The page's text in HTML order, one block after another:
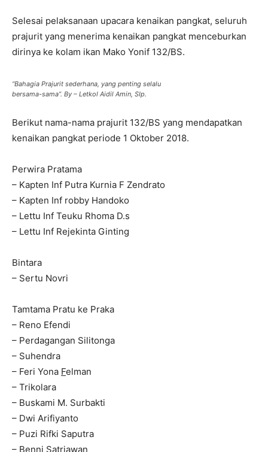
Selesai pelaksanaan upacara kenaikan pangkat, seluruh
prajurit yang menerima kenaikan pangkat menceburkan
dirinya ke kolam ikan Mako Yonif 132/BS.
“Bahagia Prajurit sederhana, yang penting selalu
bersama-sama”. By – Letkol Aidil Amin, SIp.
Berikut nama-nama prajurit 132/BS yang mendapatkan
kenaikan pangkat periode 1 Oktober 2018.
Perwira Pratama
– Kapten Inf Putra Kurnia F Zendrato
– Kapten Inf robby Handoko
– Lettu Inf Teuku Rhoma D.s
– Lettu Inf Rejekinta Ginting
Bintara
– Sertu Novri
Tamtama Pratu ke Praka
– Reno Efendi
– Perdagangan Silitonga
– Suhendra
– Feri Yona Felman
– Trikolara
– Buskami M. Surbakti
– Dwi Arifiyanto
– Puzi Rifki Saputra
– Benni Satriawan